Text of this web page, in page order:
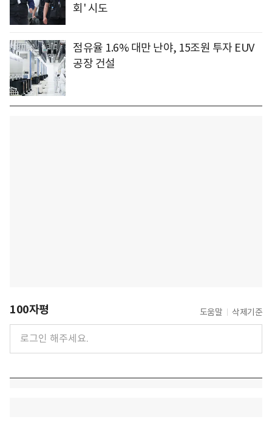
회' 시도
점유율 1.6% 대만 난야, 15조원 투자 EUV
공장 건설
100자평 도움말 삭제기준